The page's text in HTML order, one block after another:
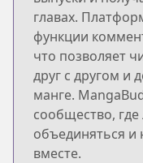
главах.
функции
что позволяет
друг с другом и
манге.
сообщество,
объединяться и
вместе.